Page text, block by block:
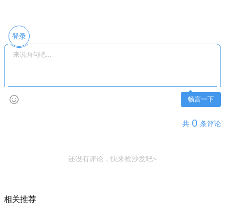
登录
畅言一下
共 0 条评论
还没有评论，快来抢沙发吧~
相关推荐